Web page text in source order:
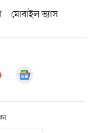
মোবাইল ভ্যাস